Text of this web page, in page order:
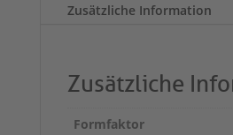
Zusätzliche Information
Zusätzliche
Formfaktor